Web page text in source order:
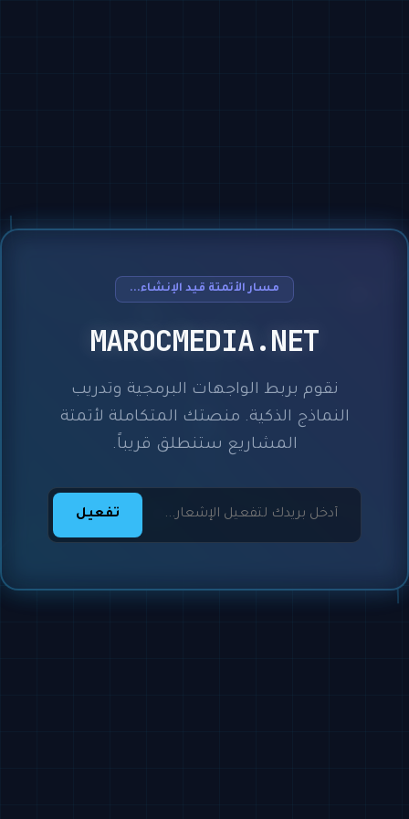
مسار الأتمتة قيد الإنشاء...
MAROCMEDIA.NET
نقوم بربط الواجهات البرمجية وتدريب
النماذج الذكية. منصتك المتكاملة لأتمتة
المشاريع ستنطلق قريباً.
تفعيل